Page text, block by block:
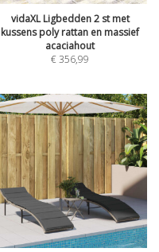
vidaXL Ligbedden 2 st met
kussens poly rattan en massief
acaciahout
€356,99